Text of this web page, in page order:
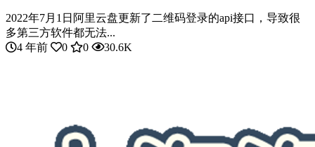
2022年7月1日阿里云盘更新了二维码登录的api接口，导致很
多第三方软件都无法...
4 年前
0 0 30.6K